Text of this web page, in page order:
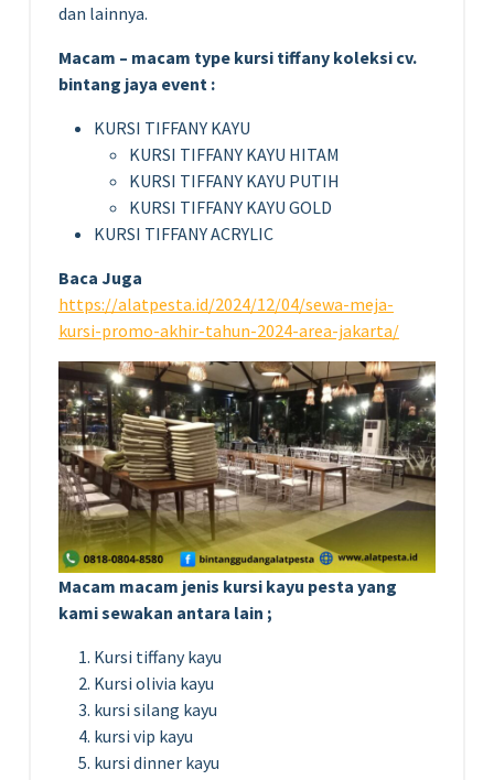
dan lainnya.
Macam – macam type kursi tiffany koleksi cv.
bintang jaya event :
KURSI TIFFANY KAYU
KURSI TIFFANY KAYU HITAM
KURSI TIFFANY KAYU PUTIH
KURSI TIFFANY KAYU GOLD
KURSI TIFFANY ACRYLIC
Baca Juga
https://alatpesta.id/2024/12/04/sewa-meja-
kursi-promo-akhir-tahun-2024-area-jakarta/
Macam macam jenis kursi kayu pesta yang
kami sewakan antara lain ;
Kursi tiffany kayu
Kursi olivia kayu
kursi silang kayu
kursi vip kayu
kursi dinner kayu